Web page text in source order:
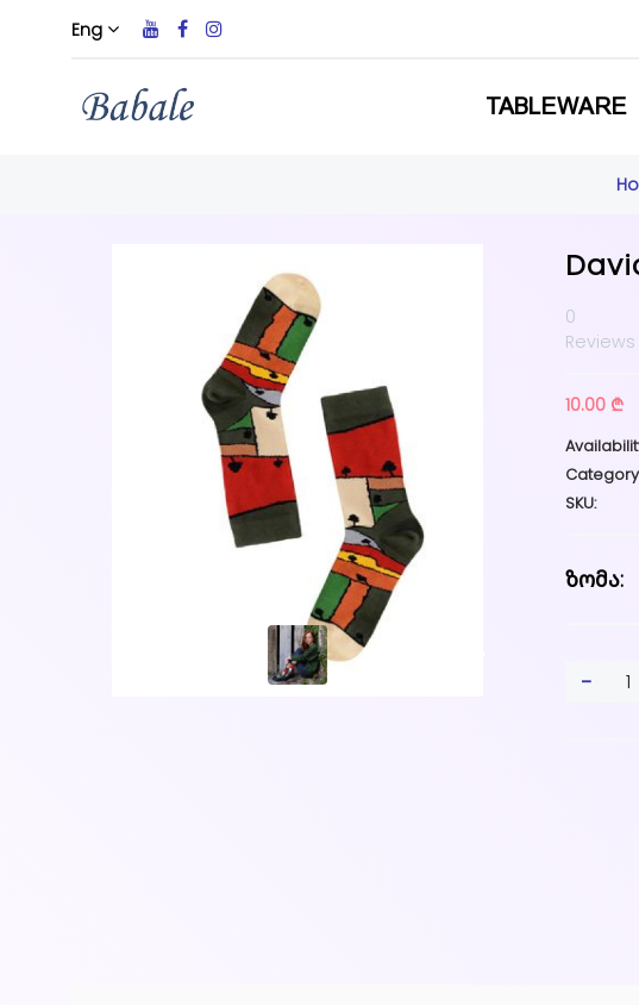
Eng
TABLEWARE
0
Reviews
10.00 ₾
SKU:
ზომა:
- 1